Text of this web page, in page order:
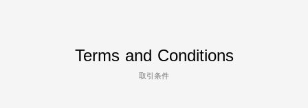
Terms and Conditions
取引条件